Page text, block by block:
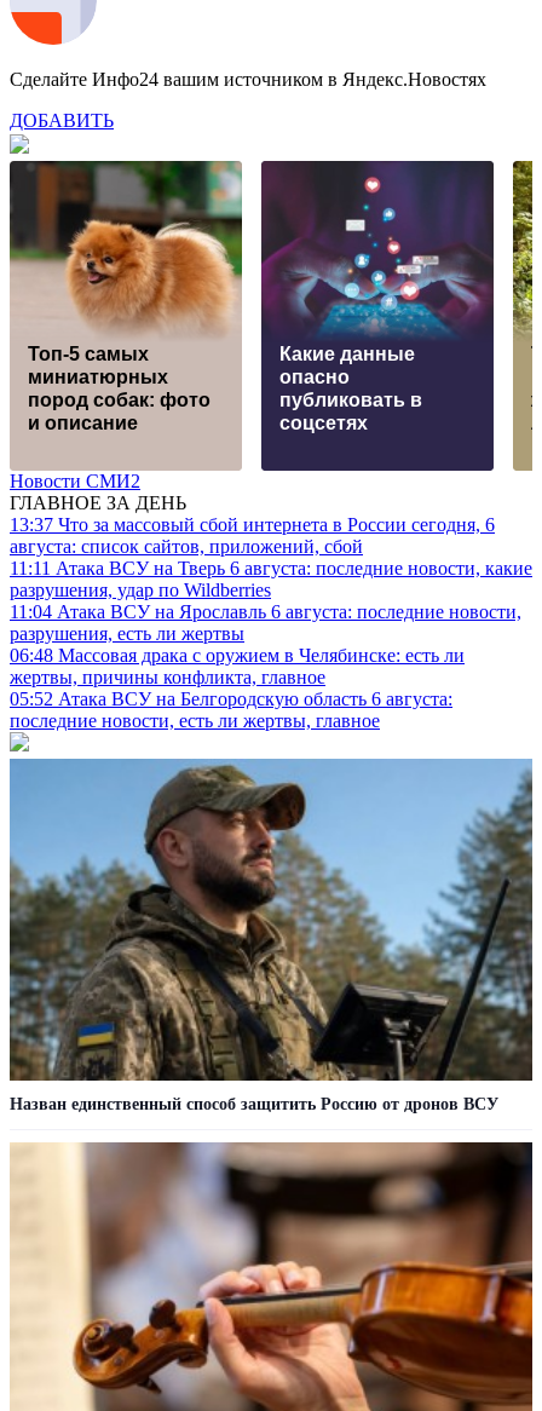
Сделайте Инфо24 вашим источником в Яндекс.Новостях
ДОБАВИТЬ
Топ-5 самых
миниатюрных
пород собак: фото
и описание
Какие данные
опасно
публиковать в
соцсетях
Новости СМИ2
ГЛАВНОЕ ЗА ДЕНЬ
13:37 Что за массовый сбой интернета в России сегодня, 6
августа: список сайтов, приложений, сбой
11:11 Атака ВСУ на Тверь 6 августа: последние новости, какие
разрушения, удар по Wildberries
11:04 Атака ВСУ на Ярославль 6 августа: последние новости,
разрушения, есть ли жертвы
06:48 Массовая драка с оружием в Челябинске: есть ли
жертвы, причины конфликта, главное
05:52 Атака ВСУ на Белгородскую область 6 августа:
последние новости, есть ли жертвы, главное
Назван единственный способ защитить Россию от дронов ВСУ